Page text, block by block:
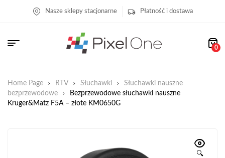
Nasze sklepy stacjonarne Płatność i dostawa
0
Home Page RTV Słuchawki
Słuchawki nauszne
bezprzewodowe
Bezprzewodowe słuchawki nauszne
Kruger&Matz F5A – złote KM0650G
🔍